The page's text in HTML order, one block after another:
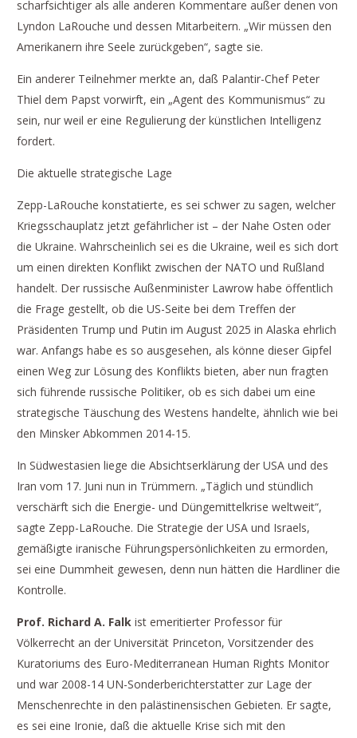
scharfsichtiger als alle anderen Kommentare außer denen von
Lyndon LaRouche und dessen Mitarbeitern. „Wir müssen den
Amerikanern ihre Seele zurückgeben“, sagte sie.
Ein anderer Teilnehmer merkte an, daß Palantir-Chef Peter
Thiel dem Papst vorwirft, ein „Agent des Kommunismus“ zu
sein, nur weil er eine Regulierung der künstlichen Intelligenz
fordert.
Die aktuelle strategische Lage
Zepp-LaRouche konstatierte, es sei schwer zu sagen, welcher
Kriegsschauplatz jetzt gefährlicher ist – der Nahe Osten oder
die Ukraine. Wahrscheinlich sei es die Ukraine, weil es sich dort
um einen direkten Konflikt zwischen der NATO und Rußland
handelt. Der russische Außenminister Lawrow habe öffentlich
die Frage gestellt, ob die US-Seite bei dem Treffen der
Präsidenten Trump und Putin im August 2025 in Alaska ehrlich
war. Anfangs habe es so ausgesehen, als könne dieser Gipfel
einen Weg zur Lösung des Konflikts bieten, aber nun fragten
sich führende russische Politiker, ob es sich dabei um eine
strategische Täuschung des Westens handelte, ähnlich wie bei
den Minsker Abkommen 2014-15.
In Südwestasien liege die Absichtserklärung der USA und des
Iran vom 17. Juni nun in Trümmern. „Täglich und stündlich
verschärft sich die Energie- und Düngemittelkrise weltweit“,
sagte Zepp-LaRouche. Die Strategie der USA und Israels,
gemäßigte iranische Führungspersönlichkeiten zu ermorden,
sei eine Dummheit gewesen, denn nun hätten die Hardliner die
Kontrolle.
Prof. Richard A. Falkist emeritierter Professor für
Völkerrecht an der Universität Princeton, Vorsitzender des
Kuratoriums des Euro-Mediterranean Human Rights Monitor
und war 2008-14 UN-Sonderberichterstatter zur Lage der
Menschenrechte in den palästinensischen Gebieten. Er sagte,
es sei eine Ironie, daß die aktuelle Krise sich mit den